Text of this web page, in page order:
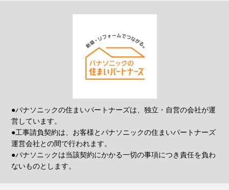
●パナソニックの住まいパートナーズは、独立・自営の会社が運
営しています。
●工事請負契約は、お客様とパナソニックの住まいパートナーズ
運営会社との間で行われます。
●パナソニックは当該契約にかかる一切の事項につき責任を負わ
ないものとします。